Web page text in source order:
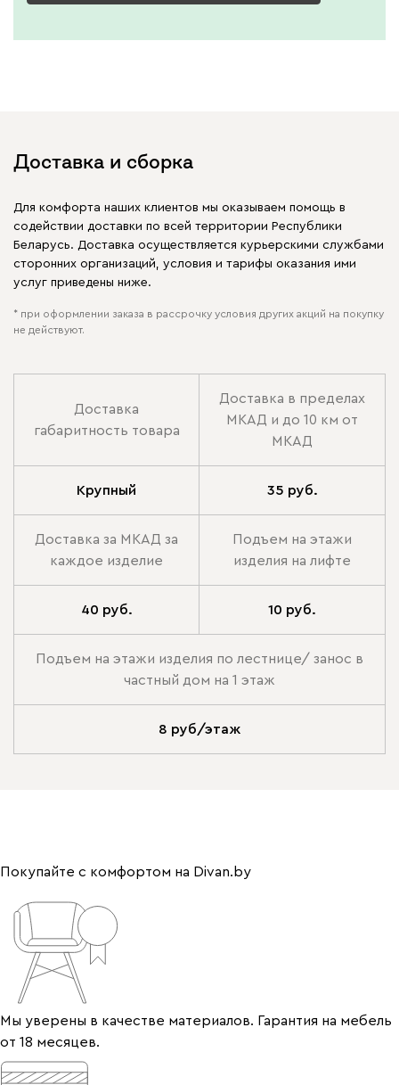
Доставка и сборка
Для комфорта наших клиентов мы оказываем помощь в
содействии доставки по всей территории Республики
Беларусь. Доставка осуществляется курьерскими службами
сторонних организаций, условия и тарифы оказания ими
услуг приведены ниже.
* при оформлении заказа в рассрочку условия других акций на покупку
не действуют.
Доставка
габаритность товара
Доставка в пределах
МКАД и до 10 км от
МКАД
Крупный 35 руб.
Доставка за МКАД за
каждое изделие
Подъем на этажи
изделия на лифте
40 руб. 10 руб.
Подъем на этажи изделия по лестнице/ занос в
частный дом на 1 этаж
8 руб/этаж
Покупайте с комфортом на Divan.by
Мы уверены в качестве материалов. Гарантия на мебель
от 18 месяцев.